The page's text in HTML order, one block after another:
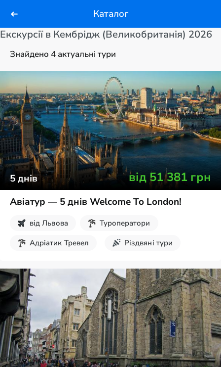
Каталог
Екскурсії в Кембрідж (Великобританія) 2026
Знайдено 4 актуальні тури
5днів від51 381грн
Авіатур — 5 днів Welcome To London!
від Львова
Туроператори
Адріатик Тревел
Різдвяні тури